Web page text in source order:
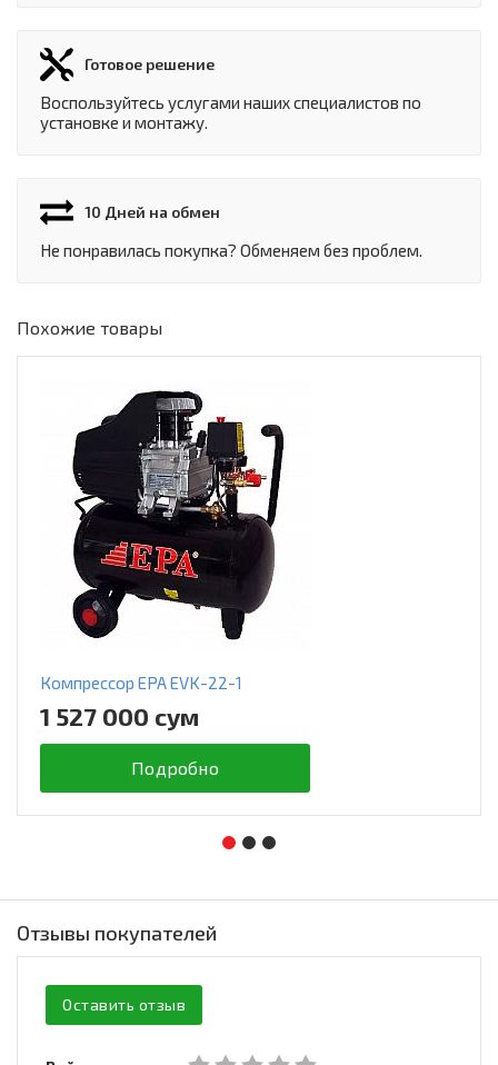
Готовое решение
Воспользуйтесь услугами наших специалистов по
установке и монтажу.
10 Дней на обмен
Не понравилась покупка? Обменяем без проблем.
Похожие товары
Компрессор EPA EVK-22-1
1 527 000 сум
Подробно
Отзывы покупателей
Оставить отзыв